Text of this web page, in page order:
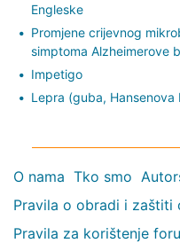
Engleske
Promjene crijevnog
simptoma Alzheimerove
Impetigo
Lepra (guba, Hansenova
O nama Tko smo
Pravila o obradi i zaštiti
Pravila za korištenje